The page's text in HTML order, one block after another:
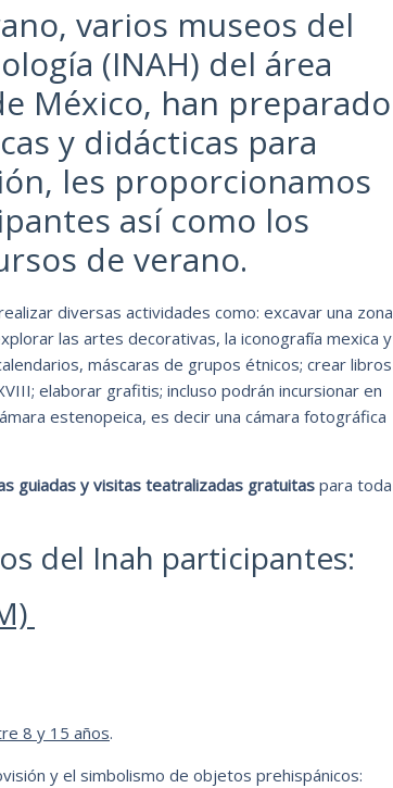
varios museos del
(INAH) del área
México, han preparado
y didácticas para
les proporcionamos
así como los
de verano.
diversas actividades como: excavar una zona
las artes decorativas, la iconografía mexica y
máscaras de grupos étnicos; crear libros
elaborar grafitis; incluso podrán incursionar en
estenopeica, es decir una cámara fotográfica
guiadas y visitas teatralizadas gratuitas para toda
del Inah participantes:
8 y 15 años.
y el simbolismo de objetos prehispánicos: